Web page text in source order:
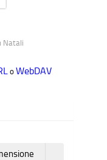
Natali
o WebDAV